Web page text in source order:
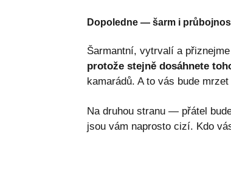
Dopoledne — šarm i
Šarmantní, vytrvalí a
protože stejně dosáhnete
kamarádů. A to vás bude
Na druhou stranu — přátel
jsou vám naprosto cizí. Kdo